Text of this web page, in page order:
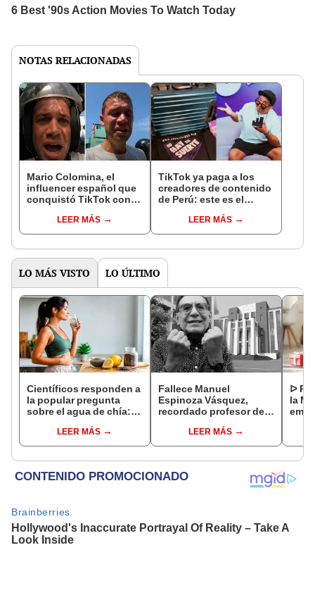
NOTAS RELACIONADAS
Mario Colomina, el
influencer español que
conquistó TikTok con
"Mi amor nació por la
gastronomía"
LEER MÁS
TikTok ya paga a los
creadores de contenido
de Perú: este es el
llegar a cobrar por 1.000
vistas
LEER MÁS
LO MÁS VISTO LO ÚLTIMO
Científicos responden a
la popular pregunta
sobre el agua de chía:
bajar de peso o es solo
un mito viral?
LEER MÁS
Fallece Manuel
Espinoza Vásquez,
recordado profesor de
por su icónica forma de
enseñar
LEER MÁS
ᐅ
la